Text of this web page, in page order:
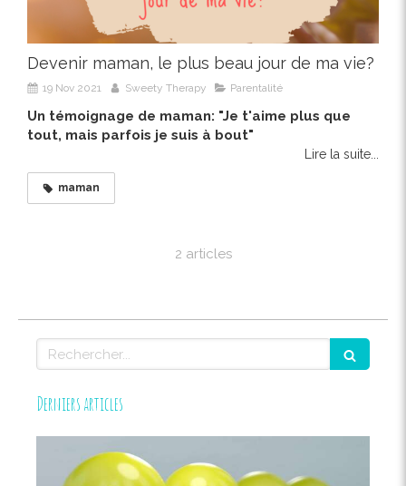
Devenir maman, le plus beau jour de ma vie?
19 Nov 2021 Sweety Therapy Parentalité
Un témoignage de maman: "Je t'aime plus que
tout, mais parfois je suis à bout"
Lire la suite...
maman
2 articles
Rechercher
Derniers articles